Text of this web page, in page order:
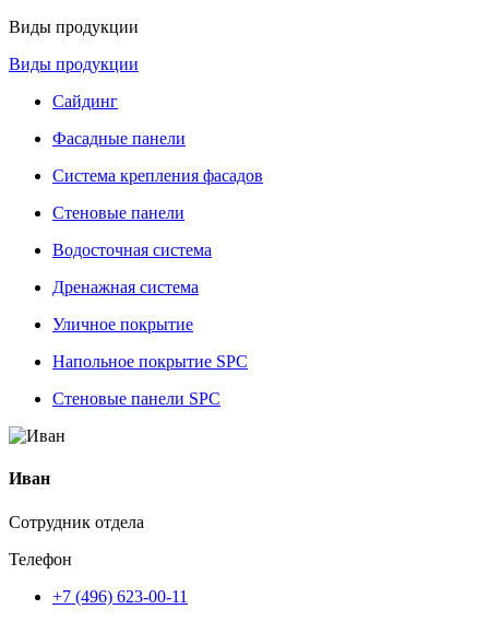
Виды продукции
Виды продукции
Сайдинг
Фасадные панели
Система крепления фасадов
Стеновые панели
Водосточная система
Дренажная система
Уличное покрытие
Напольное покрытие SPC
Стеновые панели SPC
Иван
Сотрудник отдела
Телефон
+7 (496) 623-00-11